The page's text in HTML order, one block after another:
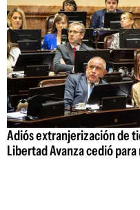
Adiós extranjerización de
Libertad Avanza cedió